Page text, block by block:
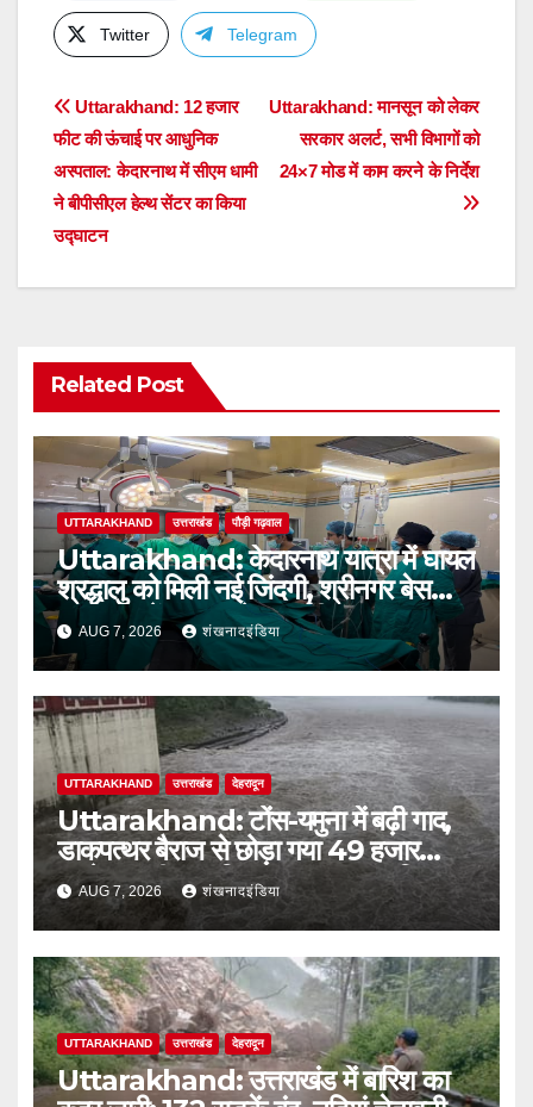
Twitter Telegram
Post
navigation
Uttarakhand: मानसून को लेकर
सरकार अलर्ट, सभी विभागों को
24×7 मोड में काम करने के निर्देश
Uttarakhand: 12 हजार
फीट की ऊंचाई पर आधुनिक
अस्पताल: केदारनाथ में सीएम धामी
ने बीपीसीएल हेल्थ सेंटर का किया
उद्घाटन
Related Post
UTTARAKHAND उत्तराखंड पौड़ी गढ़वाल
Uttarakhand: केदारनाथ यात्रा में घायल
श्रद्धालु को मिली नई जिंदगी, श्रीनगर बेस
अस्पताल में सफल ब्रेन सर्जरी
AUG 7, 2026 शंखनादइंडिया
UTTARAKHAND उत्तराखंड देहरादून
Uttarakhand: टोंस-यमुना में बढ़ी गाद,
डाकपत्थर बैराज से छोड़ा गया 49 हजार
क्यूसेक पानी; जलविद्युत उत्पादन प्रभावित
AUG 7, 2026 शंखनादइंडिया
UTTARAKHAND उत्तराखंड देहरादून
Uttarakhand: उत्तराखंड में बारिश का